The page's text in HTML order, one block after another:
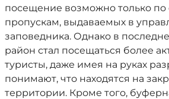
посещение возможно только
пропускам, выдаваемых в
заповедника. Однако в
район стал посещаться более
туристы, даже имея на руках
понимают, что находятся на
территории. Кроме того,